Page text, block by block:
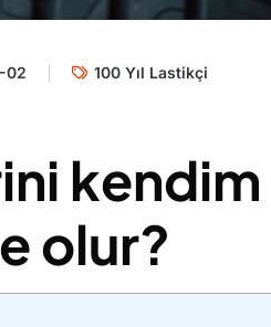
02 100 Yıl Lastikçi
kendim
olur?